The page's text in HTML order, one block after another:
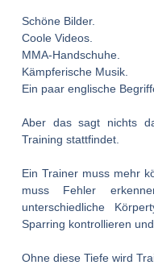
Schöne Bilder.
Coole Videos.
MMA-Handschuhe.
Kämpferische Musik.
Ein paar englische
Aber das sagt nichts
Training stattfindet.
Ein Trainer muss mehr
muss Fehler
unterschiedliche
Sparring kontrollieren
Ohne diese Tiefe wird